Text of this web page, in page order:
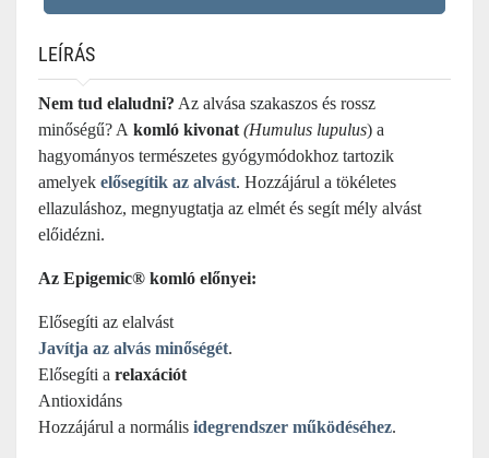
LEÍRÁS
Nem tud elaludni? Az alvása szakaszos és rossz
minőségű? A komló kivonat (Humulus lupulus) a
hagyományos természetes gyógymódokhoz tartozik
amelyek elősegítik az alvást. Hozzájárul a tökéletes
ellazuláshoz, megnyugtatja az elmét és segít mély alvást
előidézni.
Az Epigemic® komló előnyei:
Elősegíti az elalvást
Javítja az alvás minőségét.
Elősegíti a relaxációt
Antioxidáns
Hozzájárul a normális idegrendszer működéséhez.